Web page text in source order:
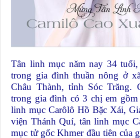
Tân linh mục năm nay 34
trong gia đình thuần nông ở
Châu Thành, tỉnh Sóc Trăng.
trong gia đình có 3 chị em
linh mục Carôlô Hồ Bặc Xái,
viện Thánh Quí, tân linh mục
mục tử gốc Khmer đầu tiên của